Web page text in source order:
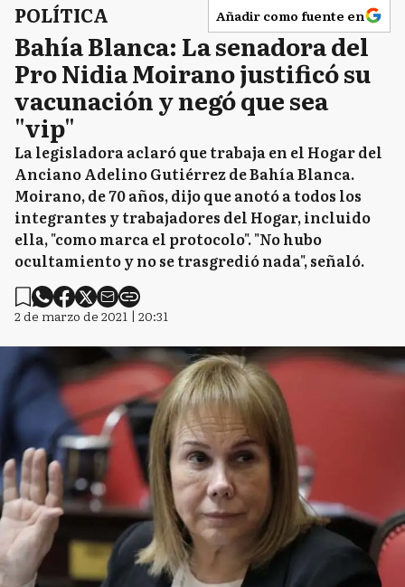
POLÍTICA Añadir como fuente en
Bahía Blanca: La senadora del
Pro Nidia Moirano justificó su
vacunación y negó que sea
"vip"
La legisladora aclaró que trabaja en el Hogar del
Anciano Adelino Gutiérrez de Bahía Blanca.
Moirano, de 70 años, dijo que anotó a todos los
integrantes y trabajadores del Hogar, incluido
ella, "como marca el protocolo". "No hubo
ocultamiento y no se trasgredió nada", señaló.
2 de marzo de 2021 | 20:31